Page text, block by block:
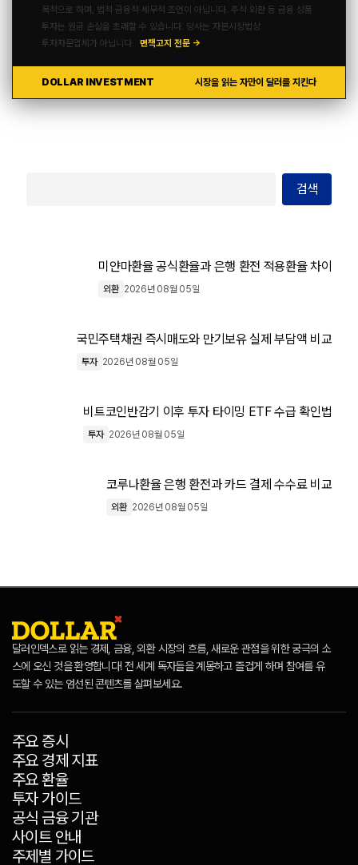
목적으로 하며, 법적·금융적·세무적 조언이 아닙니다. 주식·외환 등 금융 상품
투자는 원금 손실을 초래할 수 있습니다. 당사는 자본시장법상
투자자문업체가 아닙니다. 면책고지 전문 →
DOLLAR INVESTMENT 시장을 읽는 자만이 달러를 지킨다
검색
미얀마환율 공식환율과 은행 환전 적용환율 차이
외환 2026년 08월 05일
국민주택채권 즉시매도와 만기보유 실제 부담액 비교
투자 2026년 08월 05일
비트코인반감기 이후 투자 타이밍 ETF 수급 확인법
투자 2026년 08월 05일
코루나환율 은행 환전과 카드 결제 수수료 비교
외환 2026년 08월 05일
달러인덱스로 읽는 경제, 금융, 외환 시장의 흐름, 새로운 관점을 위한 궁극의 소
스에 오신 것을 환영합니다! 전 세계 독자들을 계몽하고 즐겁게 하며 참여를 유
도할 수 있는 엄선된 콘텐츠를 살펴보세요.
주요 증시
주요 경제 지표
주요 환율
투자 가이드
공식 금융 기관
사이트 안내
주제별 가이드